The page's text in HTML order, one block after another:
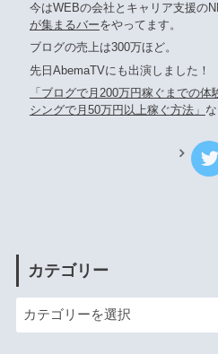
今はWEBの会社とキャリア支援の
が集まるバーをやってます。
ブログの売上は300万ほど。
先日AbemaTVにも出演しました！
「ブログで月200万円稼ぐまでの体
シングで月50万円以上稼ぐ方法」
カテゴリー